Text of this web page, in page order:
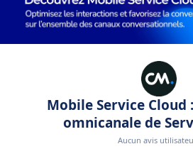
Mobile Service Cloud
omnicanale de
Aucun avis